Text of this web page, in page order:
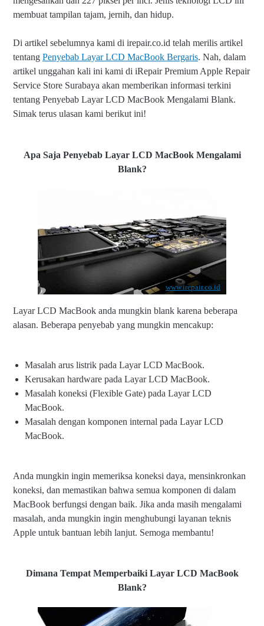
membuat tampilan tajam, jernih, dan hidup.
Di artikel sebelumnya kami di irepair.co.id telah merilis artikel
tentang Penyebab Layar LCD MacBook Bergaris. Nah, dalam
artikel unggahan kali ini kami di iRepair Premium Apple Repair
Service Store Surabaya akan memberikan informasi terkini
tentang Penyebab Layar LCD MacBook Mengalami Blank.
Simak terus ulasan kami berikut ini!
Apa Saja Penyebab Layar LCD MacBook Mengalami
Blank?
www.irepair.co.id
Layar LCD MacBook anda mungkin blank karena beberapa
alasan. Beberapa penyebab yang mungkin mencakup:
Masalah arus listrik pada Layar LCD MacBook.
Kerusakan hardware pada Layar LCD MacBook.
Masalah koneksi (Flexible Gate) pada Layar LCD
MacBook.
Masalah dengan komponen internal pada Layar LCD
MacBook.
Anda mungkin ingin memeriksa koneksi daya, mensinkronkan
koneksi, dan memastikan bahwa semua komponen di dalam
MacBook berfungsi dengan baik. Jika anda masih mengalami
masalah, anda mungkin ingin menghubungi layanan teknis
Apple untuk bantuan lebih lanjut. Semoga membantu!
Dimana Tempat Memperbaiki Layar LCD MacBook
Blank?